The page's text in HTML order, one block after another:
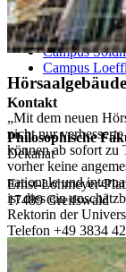
„Mit dem neuen
nicht nur
können ab sofort zu
vorher keine
nationale und
ist dies ein
Rektorin der
Campus
Campus
Campus
Campus
Kontakt
Philosophische
Dekanat
Ernst-Lohmeyer-
17489 Greifswald
Telefon +49 3834
Telefax +49 3834
dekanphf
@uni-